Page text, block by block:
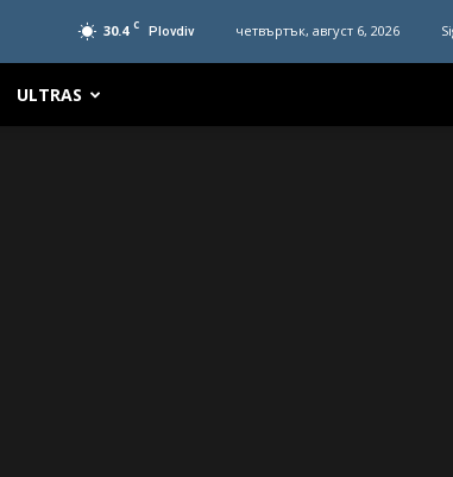
30.4 C Plovdiv четвъртък, август 6, 2026
ULTRAS